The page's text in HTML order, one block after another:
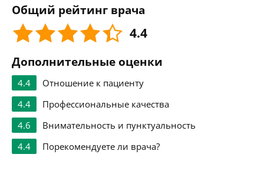
Общий рейтинг врача
4.4
Дополнительные оценки
4.4
Отношение к пациенту
4.4
Профессиональные качества
4.6
Внимательность и пунктуальность
4.4
Порекомендуете ли врача?